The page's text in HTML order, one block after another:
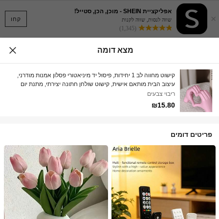
קחו ×
אפליקציית SHEIN - מוכן, הכן, סטייל!
שווה לנסות, שווה לקנות
(1,345)
מצא דומה
קישוט מחווה לב 1 יחידות, פיסול יד מיניאטורי פסלון אמנות מודרני,
עיצוב הבית מותאם אישית, קישוט שולחן חתונה יצירתי, מתנת יום
האהבה וראש השנה מתנות יום הולדת סיום לימודים
ריבוי צבעים
₪15.80
פריטים דומים